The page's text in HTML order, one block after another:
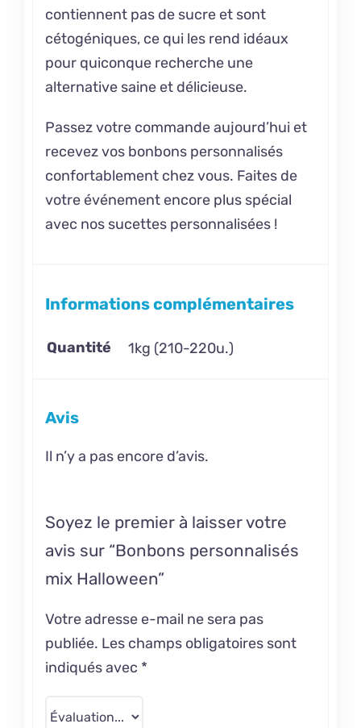
contiennent pas de sucre et sont
cétogéniques, ce qui les rend idéaux
pour quiconque recherche une
alternative saine et délicieuse.
Passez votre commande aujourd’hui et
recevez vos bonbons personnalisés
confortablement chez vous. Faites de
votre événement encore plus spécial
avec nos sucettes personnalisées !
Informations complémentaires
Quantité 1kg (210-220u.)
Avis
Il n’y a pas encore d’avis.
Soyez le premier à laisser votre
avis sur “Bonbons personnalisés
mix Halloween”
Votre adresse e-mail ne sera pas
publiée. Les champs obligatoires sont
indiqués avec *